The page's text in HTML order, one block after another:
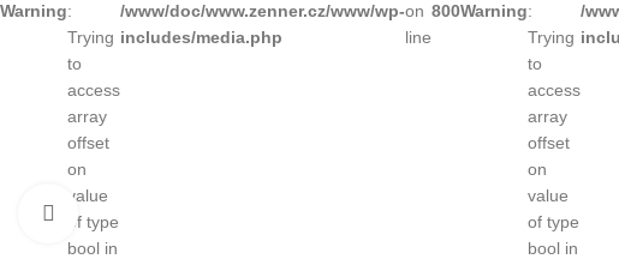
Warning:
Trying
to
access
array
offset
on
value
of type
bool in
/www/doc/www.zenner.cz/www/wp-
includes/media.php
on
line
800Warning:
Trying
to
access
array
offset
on
value
of type
bool in
/
Klikni pro zvětšení